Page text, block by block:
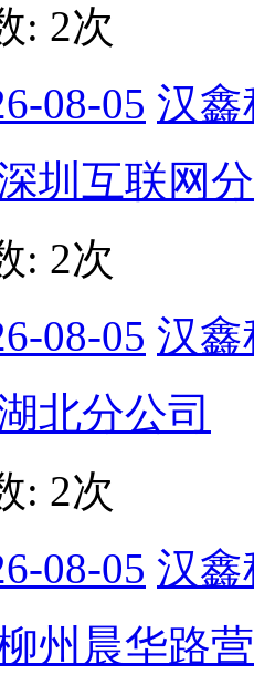
: 2次
08-05 汉鑫
圳互联网
: 2次
08-05 汉鑫
北分公司
: 2次
08-05 汉鑫
州晨华路